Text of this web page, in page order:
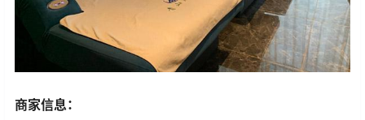
商家信息：